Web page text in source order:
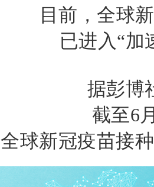
目前，全球
已进入“加
据彭博
截至6
全球新冠疫苗接